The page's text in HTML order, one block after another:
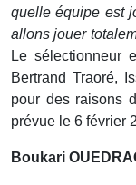
quelle équipe est
allons jouer
Le sélectionneur
Bertrand Traoré,
pour des raisons
prévue le 6 février
Boukari